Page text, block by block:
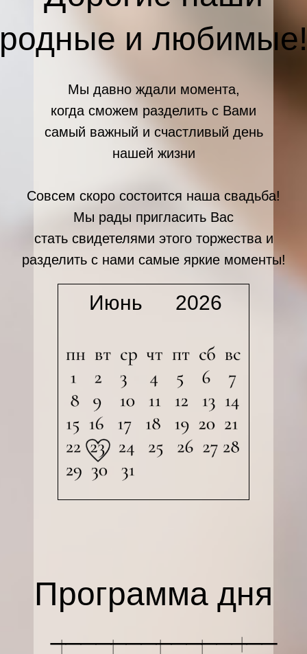
родные и любимые!
Мы давно ждали момента,
когда сможем разделить с Вами
самый важный и счастливый день
нашей жизни
Совсем скоро состоится наша свадьба!
Мы рады пригласить Вас
стать свидетелями этого торжества и
разделить с нами самые яркие моменты!
Июнь 2026
_______________
Программа дня